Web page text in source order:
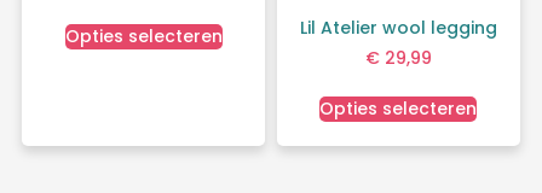
Opties selecteren
Lil Atelier wool legging
€29,99
Opties selecteren